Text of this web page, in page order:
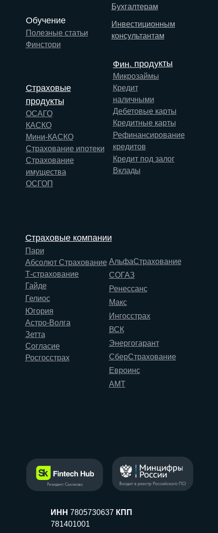
ИНН 7805730637 КПП
781401001
Инвестиционным
консультантам
Бухгалтерам
Обучение
Полезные статьи
Финстори
АльфаСтрахование
СОГАЗ
Ренессанс
Макс
Ингосстрах
ВСК
Энергогарант
СберСтрахование
Евроинс
АМТ
Страховые компании
Пари
Абсолют Страхование
Т-страхование
Гайде
Гелиос
Югория
Астро-Волга
Зетта
Согласие
Росгосстрах
Фин. продукты
Микрозаймы
Кредит
наличными
Дебетовые карты
Кредитные карты
Рефинансирование
кредитов
Кредит под залог
Вклады
Страховые
продукты
ОСАГО
КАСКО
Мини-КАСКО
Страхование ипотеки
Страхование
имущества
ОСГОП